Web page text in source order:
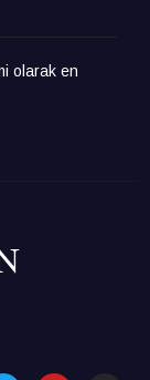
olarak en